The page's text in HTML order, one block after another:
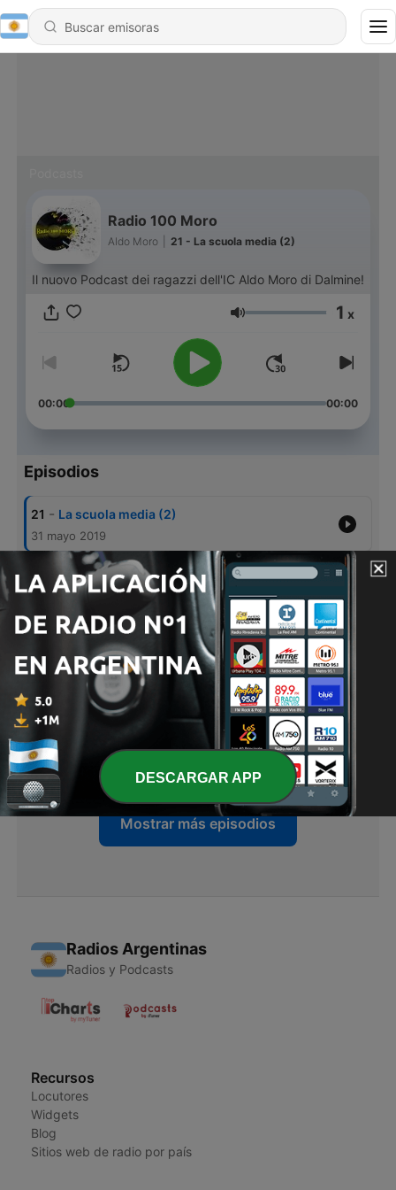
Radio 100 Moro
Aldo Moro 21 - La scuola media (2)
Il nuovo Podcast dei ragazzi dell'IC Aldo Moro di Dalmine!
Volumen 1 x
00:00 00:00
Episodios
21 - La scuola media (2)
31 mayo 2019
La prima media
31 mayo 2019
19 Alla scoperta di Fortnite
31 mayo 2019
Passione videogiochi: la classifica
31 mayo 2019
17 -
31 mayo 2019
Mostrar más episodios
Radios Argentinas
Radios y Podcasts
Recursos
Locutores
Widgets
Blog
Sitios web de radio por país
DESCARGAR APP